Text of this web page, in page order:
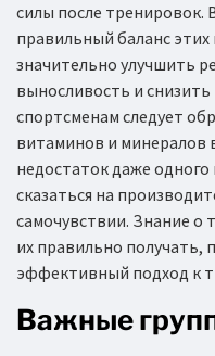
силы после тренировок.
правильный баланс
значительно улучшить
выносливость и
спортсменам следует
витаминов и минералов
недостаток даже
сказаться на
самочувствии. Знание о
их правильно
эффективный подход к
Важные